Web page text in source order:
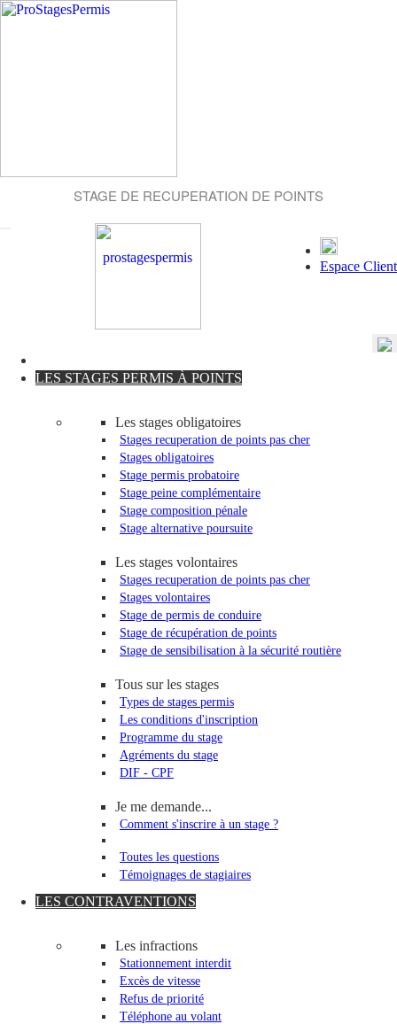
STAGE DE RECUPERATION DE POINTS
Espace Client
LES STAGES PERMIS À POINTS
Les stages obligatoires
Stages recuperation de points pas cher
Stages obligatoires
Stage permis probatoire
Stage peine complémentaire
Stage composition pénale
Stage alternative poursuite
Les stages volontaires
Stages recuperation de points pas cher
Stages volontaires
Stage de permis de conduire
Stage de récupération de points
Stage de sensibilisation à la sécurité routière
Tous sur les stages
Types de stages permis
Les conditions d'inscription
Programme du stage
Agréments du stage
DIF - CPF
Je me demande...
Comment s'inscrire à un stage ?
Toutes les questions
Témoignages de stagiaires
LES CONTRAVENTIONS
Les infractions
Stationnement interdit
Excès de vitesse
Refus de priorité
Téléphone au volant